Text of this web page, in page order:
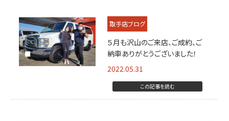
取手店ブログ
５月も沢山のご来店、ご成約、ご
納車ありがとうございました！
2022.05.31
この記事を読む